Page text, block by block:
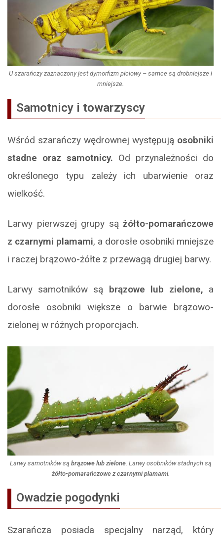
U szarańczy zaznaczony jest dymorfizm płciowy – samce są drobniejsze i
mniejsze.
Samotnicy i towarzyscy
Wśród szarańczy wędrownej występują osobniki
stadne oraz samotnicy. Od przynależności do
określonego typu zależy ich ubarwienie oraz
wielkość.
Larwy pierwszej grupy są żółto-pomarańczowe
z czarnymi plamami, a dorosłe osobniki mniejsze
i raczej brązowo-żółte z przewagą drugiej barwy.
Larwy samotników są brązowe lub zielone, a
dorosłe osobniki większe o barwie brązowo-
zielonej w różnych proporcjach.
Larwy samotników są brązowe lub zielone. Larwy osobników stadnych są
żółto-pomarańczowe z czarnymi plamami.
Owadzie pogodynki
Szarańcza posiada specjalny narząd, który